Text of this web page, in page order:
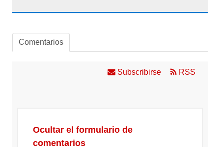
Comentarios
Subscribirse RSS
Ocultar el formulario de
comentarios